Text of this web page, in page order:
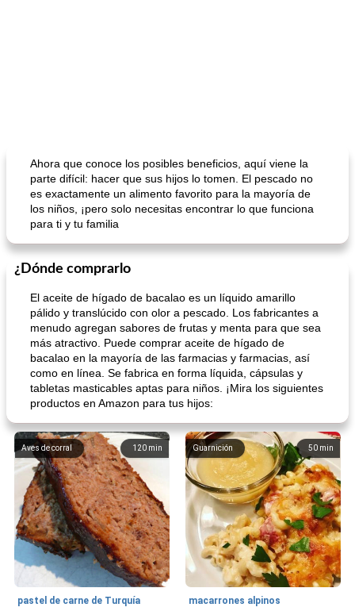
Ahora que conoce los posibles beneficios, aquí viene la
parte difícil: hacer que sus hijos lo tomen. El pescado no
es exactamente un alimento favorito para la mayoría de
los niños, ¡pero solo necesitas encontrar lo que funciona
para ti y tu familia
¿Dónde comprarlo
El aceite de hígado de bacalao es un líquido amarillo
pálido y translúcido con olor a pescado. Los fabricantes a
menudo agregan sabores de frutas y menta para que sea
más atractivo. Puede comprar aceite de hígado de
bacalao en la mayoría de las farmacias y farmacias, así
como en línea. Se fabrica en forma líquida, cápsulas y
tabletas masticables aptas para niños. ¡Mira los siguientes
productos en Amazon para tus hijos:
120 min
Aves de corral
pastel de carne de Turquía
50 min
Guarnición
macarrones alpinos